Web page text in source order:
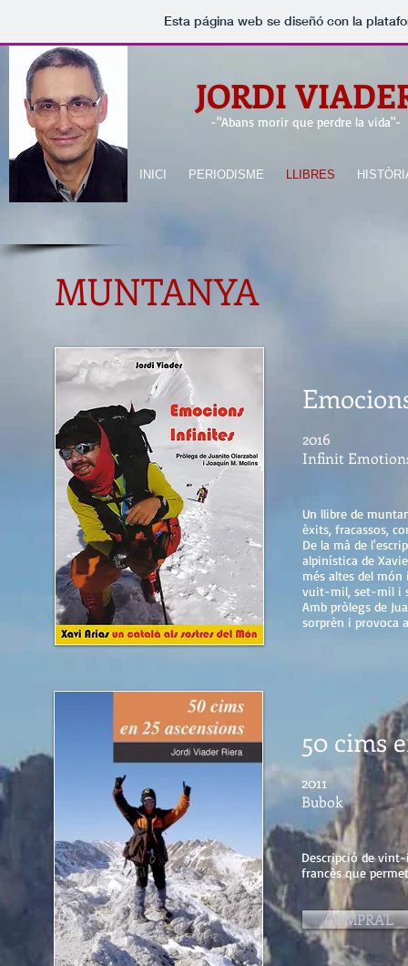
Esta página web se diseñó con la
JORDI
-"Abans morir que perdre la vida"-
INICI PERIODISME LLIBRES
MUNTANYA
2016
Infinit
Un llibre de
èxits, fracassos,
De la mà de
alpinística de
més altes del
vuit-mil, set-mil i
Amb pròlegs de
sorprèn i provoca
CÓMPRA'L
50 cims
2011
Bubok
Descripció de
francès que